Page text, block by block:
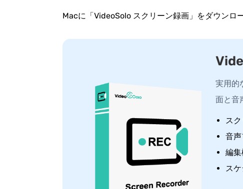
Macに「VideoSolo スクリーン録画」をダウンロ
実用的
面と音
ス
音
編
ス